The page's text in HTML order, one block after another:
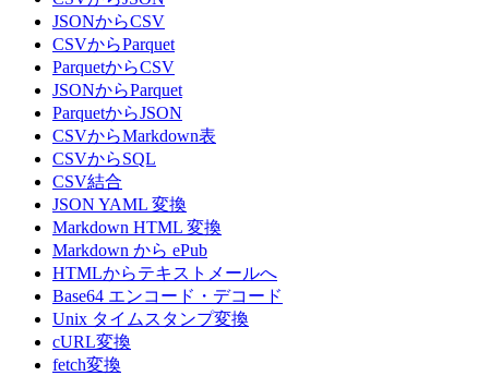
JSONからCSV
CSVからParquet
ParquetからCSV
JSONからParquet
ParquetからJSON
CSVからMarkdown表
CSVからSQL
CSV結合
JSON YAML 変換
Markdown HTML 変換
Markdown から ePub
HTMLからテキストメールへ
Base64 エンコード・デコード
Unix タイムスタンプ変換
cURL変換
fetch変換